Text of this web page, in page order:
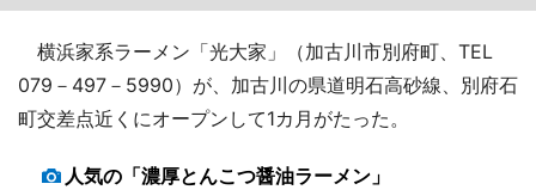
横浜家系ラーメン「光大家」（加古川市別府町、TEL
079－497－5990）が、加古川の県道明石高砂線、別府石
町交差点近くにオープンして1カ月がたった。
人気の「濃厚とんこつ醤油ラーメン」